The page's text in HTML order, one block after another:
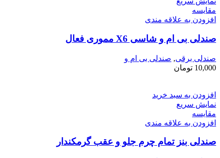
مقايسه
افزودن به علاقه مندی
صندلی بی ام و شاسی X6 مموری فعال
صندلی برقی, صندلی بی ام و
10,000 تومان
افزودن به سبد خرید
نمایش سریع
مقايسه
افزودن به علاقه مندی
صندلی بنز تمام چرم جلو و عقب گرمکندار